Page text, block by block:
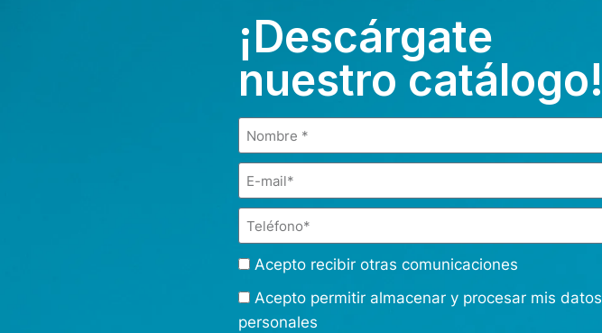
¡Descárgate
nuestro catálogo!
Acepto recibir otras comunicaciones
Acepto permitir almacenar y procesar mis datos
personales